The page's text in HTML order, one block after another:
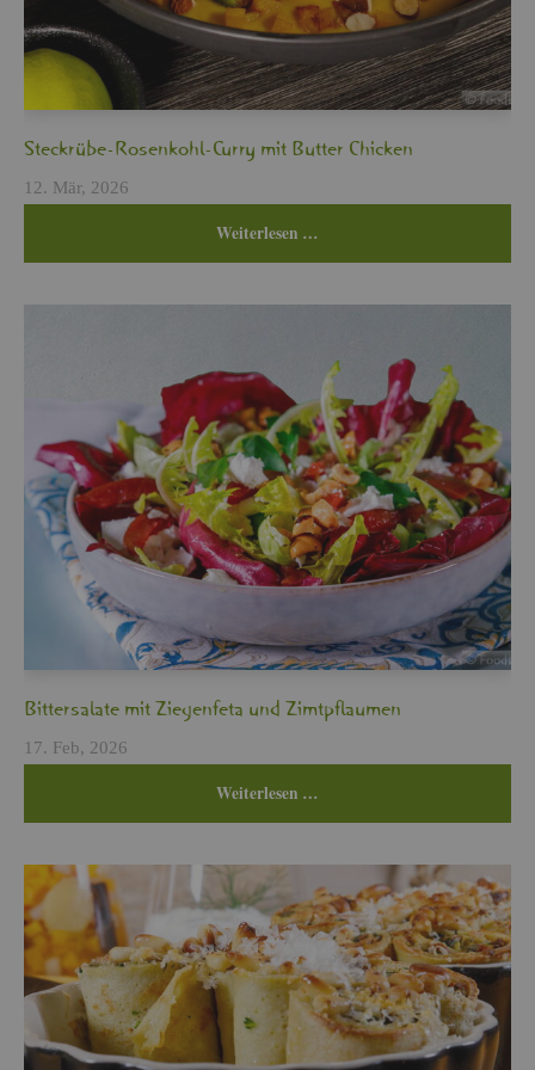
Steck­rü­be-Ro­sen­kohl-Curry mit But­ter Chi­cken
12. Mär, 2026
Wei­ter­le­sen …
Bit­ter­sa­la­te mit Zie­gen­fe­ta und Zimt­pflau­men
17. Feb, 2026
Wei­ter­le­sen …